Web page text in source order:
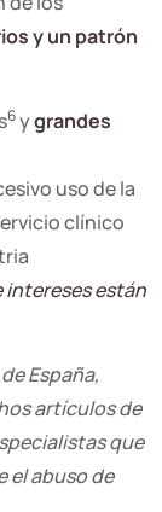
y un patrón
6ygrandes
uso de la
clínico
están
España,
artículos de
que
el abuso de